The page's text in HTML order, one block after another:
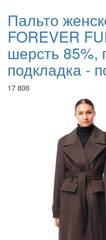
Пальто
FOREVER
шерсть 85%,
подкладка -
17 800